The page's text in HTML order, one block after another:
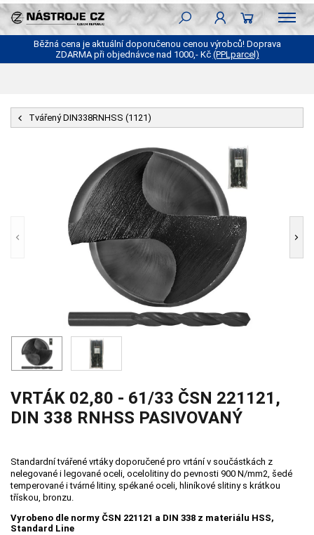
Běžná cena je aktuální doporučenou cenou výrobců! Doprava
ZDARMA při objednávce nad 1000,- Kč (PPLparcel)
Tvářený DIN338RNHSS (1121)
VRTÁK 02,80 - 61/33 ČSN 221121,
DIN 338 RNHSS PASIVOVANÝ
Standardní tvářené vrtáky doporučené pro vrtání v součástkách z
nelegované i legované oceli, ocelolitiny do pevnosti 900 N/mm2, šedé
temperované i tvárné litiny, spékané oceli, hliníkové slitiny s krátkou
třískou, bronzu.
Vyrobeno dle normy ČSN 221121 a DIN 338 z materiálu HSS,
Standard Line